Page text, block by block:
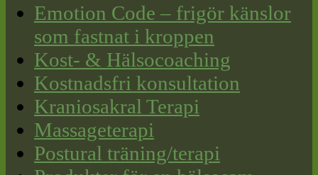
Emotion Code – frigör känslor
som fastnat i kroppen
Kost- & Hälsocoaching
Kostnadsfri konsultation
Kraniosakral Terapi
Massageterapi
Postural träning/terapi